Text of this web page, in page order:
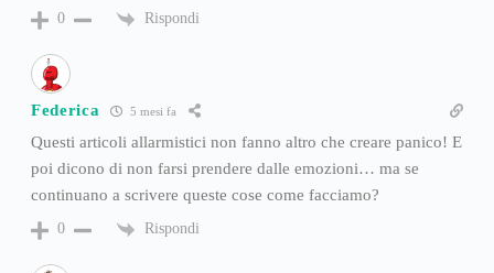
0 Rispondi
Federica 5 mesi fa
Questi articoli allarmistici non fanno altro che creare panico! E
poi dicono di non farsi prendere dalle emozioni… ma se
continuano a scrivere queste cose come facciamo?
0 Rispondi